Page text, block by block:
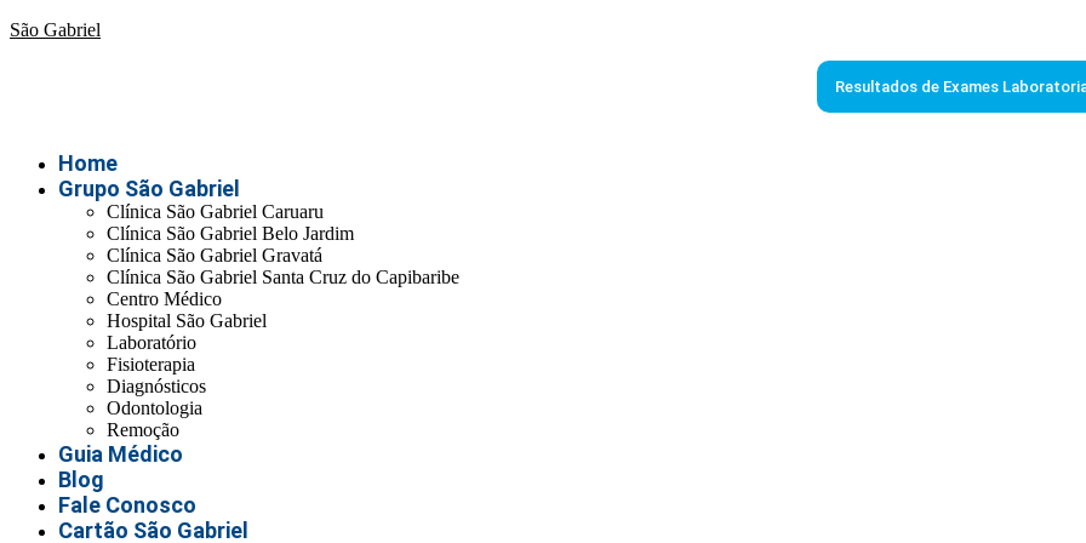
São Gabriel
Resultados de Exames
Home
Grupo São Gabriel
Clínica São Gabriel Caruaru
Clínica São Gabriel Belo Jardim
Clínica São Gabriel Gravatá
Clínica São Gabriel Santa Cruz do Capibaribe
Centro Médico
Hospital São Gabriel
Laboratório
Fisioterapia
Diagnósticos
Odontologia
Remoção
Guia Médico
Blog
Fale Conosco
Cartão São Gabriel